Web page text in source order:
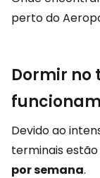
perto do
Dormir
Devido ao
terminais
por semana.